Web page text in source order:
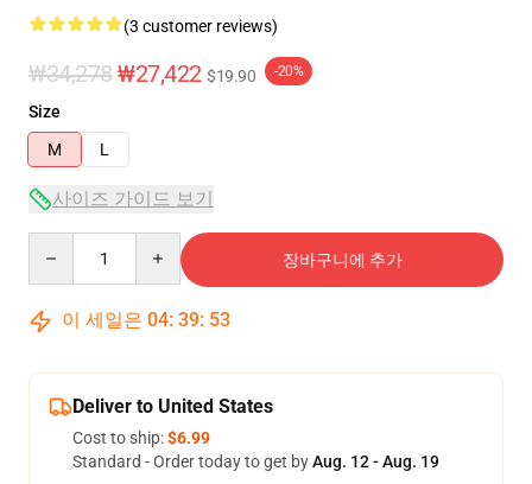
(3 customer reviews)
₩34,278₩27,422 $19.90 -20%
Size
M
L
사이즈 가이드 보기
장바구니에 추가
이 세일은 04: 39: 53
Deliver to United States
Cost to ship:$6.99
Standard - Order today to get byAug. 12 - Aug. 19